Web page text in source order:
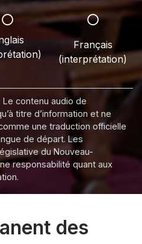
Français
(interprétation)
contenu audio de
titre d’information et ne
une traduction officielle
de départ. Les
du Nouveau-
responsabilité quant aux
des